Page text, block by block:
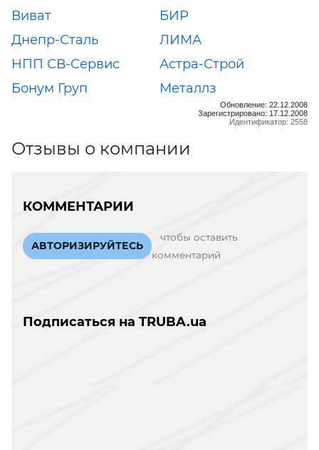
Виват
БИР
Днепр-Сталь
ЛИМА
НПП СВ-Сервис
Астра-Строй
Бонум Груп
Металлз
Обновление: 22.12.2008
Зарегистрировано: 17.12.2008
Идентификатор: 2558
Отзывы о компании
КОММЕНТАРИИ
АВТОРИЗИРУЙТЕСЬ
чтобы оставить
комментарий
Подписаться на TRUBA.ua